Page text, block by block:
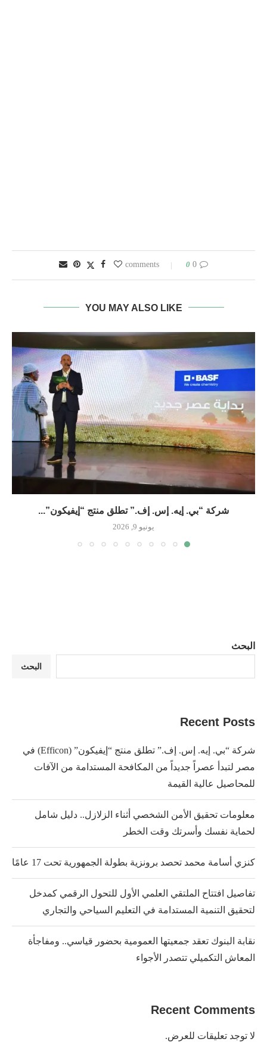
0 comments
0
YOU MAY ALSO LIKE
شركة “بي. إيه. إس. إف.” تطلق منتج “إيفيكون”...
يونيو 9, 2026
البحث
البحث
Recent Posts
شركة “بي. إيه. إس. إف.” تطلق منتج “إيفيكون” (Efficon) في
مصر لتبدأ عصراً جديداً من المكافحة المستدامة من الآفات
للمحاصيل عالية القيمة
معلومات تحقيق الأمن الشخصي أثناء الزلازل.. دليل شامل
لحماية نفسك وأسرتك وقت الخطر
كنزي أسامة محمد تحصد برونزية بطولة الجمهورية تحت 17 عامًا
تفاصيل افتتاح الملتقي العلمي الأول للتحول الرقمي كمدخل
لتحقيق التنمية المستدامة في التعليم السياحي والتجاري
نقابة البنوك تعقد جمعيتها العمومية بحضور قياسي.. ومفاجأة
المعاش التكميلي تتصدر الأجواء
Recent Comments
لا توجد تعليقات للعرض.